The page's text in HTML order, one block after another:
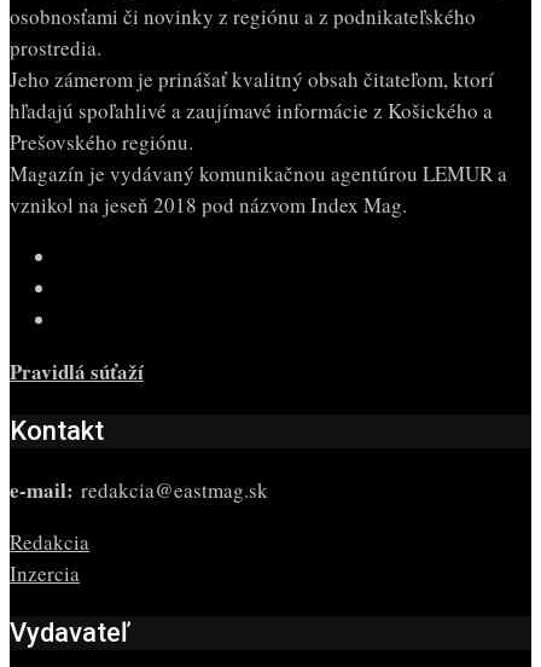
osobnosťami či novinky z regiónu a z podnikateľského
prostredia.
Jeho zámerom je prinášať kvalitný obsah čitateľom, ktorí
hľadajú spoľahlivé a zaujímavé informácie z Košického a
Prešovského regiónu.
Magazín je vydávaný komunikačnou agentúrou LEMUR a
vznikol na jeseň 2018 pod názvom Index Mag.
Pravidlá súťaží
Kontakt
e-mail: redakcia@eastmag.sk
Redakcia
Inzercia
Vydavateľ